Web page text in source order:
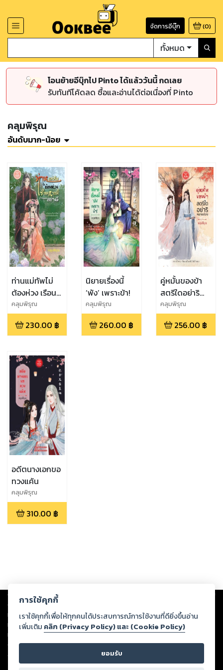
จัดการอีบุ๊ก (0)
ทั้งหมด
โอนย้ายอีบุ๊กไป Pinto ได้แล้ววันนี้ กดเลย
รับทันทีโค้ดลด ซื้อและอ่านได้ต่อเนื่องที่ Pinto
คลุมพิรุณ
อันดับมาก-น้อย
ท่านแม่ทัพไม่
ต้องห่วง เรือน
กายนี้ข้าจะดูแล
อย่างดี
คลุมพิรุณ
230.00 ฿
นิยายเรื่องนี้
‘พัง’ เพราะข้า!
คลุมพิรุณ
260.00 ฿
คู่หมั้นของข้า
สตรีใดอย่าริ
หมายปอง
คลุมพิรุณ
256.00 ฿
อดีตนางเอกขอ
ทวงแค้น
คลุมพิรุณ
310.00 ฿
Copyright © 2026
ต่อผลงานหรือเนื้อหาใดที่อัปโหลดผ่านเว็บไซต์และปรากฏว่าละเมิดสิทธิใน
ทรัพย์สินทางปัญญาของบุคคลอื่นหรือขัดต่อกฎหมายและศีลธรรม ดังนั้น ผู้อ่าน
ทุกท่านโปรดใช้วิจารณญาณในการกลั่นกรองด้วยตนเอง และหากท่านพบว่าส่วน
หนึ่งส่วนใดขัดต่อกฎหมายและศีลธรรม กรุณาแจ้งมายังบริษัท เพื่อทีมงานจะได้
ดำเนินการในทันที ทั้งนี้ ทางสตอรี่ล็อกขอสงวนลิขสิทธิ์ตามพระราชบัญญัติ
ลิขสิทธิ์ พ.ศ. 2537 (ฉบับล่าสุด)
การใช้คุกกี้
เราใช้คุกกี้เพื่อให้ทุกคนได้ประสบการณ์การใช้งานที่ดียิ่งขึ้นอ่าน
เพิ่มเติม คลิก (Privacy Policy) และ (Cookie Policy)
ยอมรับ